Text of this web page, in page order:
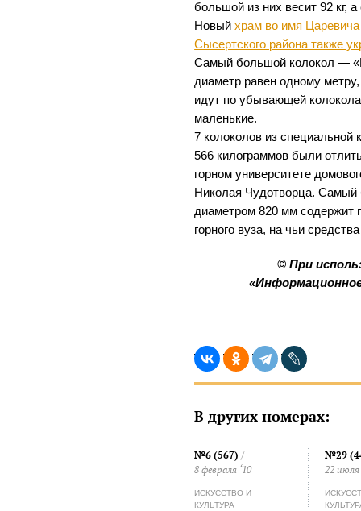
большой из них весит 92 кг,
Новыйхрам во имя
Сысертского района также
Самый большой колокол —
диаметр равен одному
идут по убывающей
маленькие.
7 колоколов из
566 килограммов были
горном университете
Николая Чудотворца. Самый
диаметром 820 мм содержит
горного вуза, на чьи
© При
В других номерах:
№6 (567) /
8 февраля ‘10
ИСКУССТВО И
КУЛЬТУРА
№29
22 июля